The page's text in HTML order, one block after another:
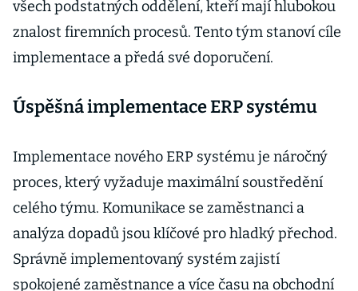
všech podstatných oddělení, kteří mají hlubokou
znalost firemních procesů. Tento tým stanoví cíle
implementace a předá své doporučení.
Úspěšná implementace ERP systému
Implementace nového ERP systému je náročný
proces, který vyžaduje maximální soustředění
celého týmu. Komunikace se zaměstnanci a
analýza dopadů jsou klíčové pro hladký přechod.
Správně implementovaný systém zajistí
spokojené zaměstnance a více času na obchodní